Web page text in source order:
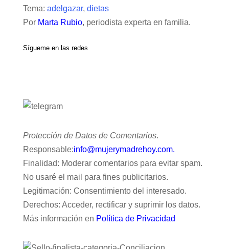
Tema: adelgazar, dietas
Por Marta Rubio, periodista experta en familia.
Sígueme en las redes
Protección de Datos de Comentarios.
Responsable:info@mujerymadrehoy.com.
Finalidad: Moderar comentarios para evitar spam.
No usaré el mail para fines publicitarios.
Legitimación: Consentimiento del interesado.
Derechos: Acceder, rectificar y suprimir los datos.
Más información en Política de Privacidad